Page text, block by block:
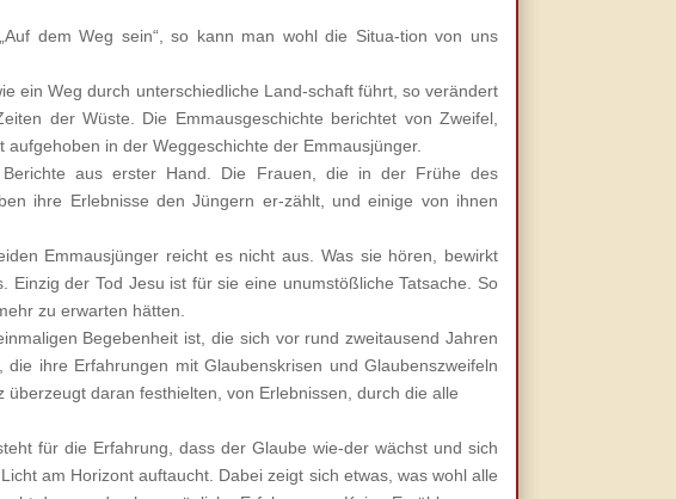
dem Weg sein“, so kann man wohl die Situa-tion von uns
ein Weg durch unterschiedliche Land-schaft führt, so verändert
der Wüste. Die Emmausgeschichte berichtet von Zweifel,
in der Weggeschichte der Emmausjünger.
aus erster Hand. Die Frauen, die in der Frühe des
ihre Erlebnisse den Jüngern er-zählt, und einige von ihnen
Emmausjünger reicht es nicht aus. Was sie hören, bewirkt
der Tod Jesu ist für sie eine unumstößliche Tatsache. So
zu erwarten hätten.
Begebenheit ist, die sich vor rund zweitausend Jahren
ihre Erfahrungen mit Glaubenskrisen und Glaubenszweifeln
daran festhielten, von Erlebnissen, durch die alle
für die Erfahrung, dass der Glaube wie-der wächst und sich
am Horizont auftaucht. Dabei zeigt sich etwas, was wohl alle